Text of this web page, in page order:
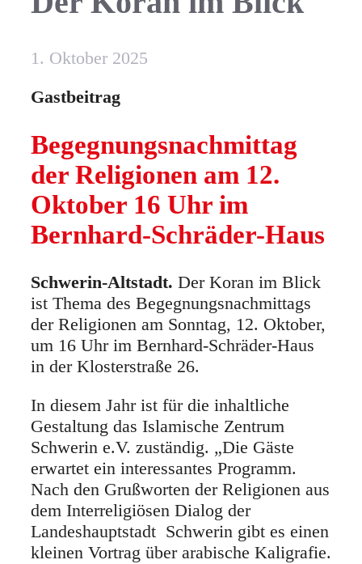
1. Oktober 2025
Gastbeitrag
Begegnungsnachmittag
der Religionen am 12.
Oktober 16 Uhr im
Bernhard-Schräder-Haus
Schwerin-Altstadt. Der Koran im Blick
ist Thema des Begegnungsnachmittags
der Religionen am Sonntag, 12. Oktober,
um 16 Uhr im Bernhard-Schräder-Haus
in der Klosterstraße 26.
In diesem Jahr ist für die inhaltliche
Gestaltung das Islamische Zentrum
Schwerin e.V. zuständig. „Die Gäste
erwartet ein interessantes Programm.
Nach den Grußworten der Religionen aus
dem Interreligiösen Dialog der
Landeshauptstadt Schwerin gibt es einen
kleinen Vortrag über arabische Kaligrafie.